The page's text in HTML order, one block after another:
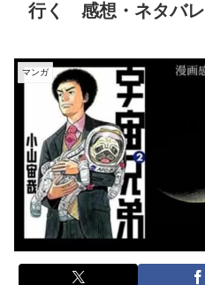
行く 感想・ネタバレ
マンガ